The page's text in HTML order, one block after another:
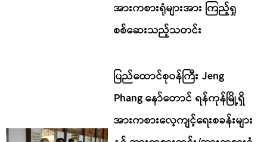
အားကစားရုံများအား ကြည့်ရှု
စစ်ဆေးသည့်သတင်း
ပြည်ထောင်စုဝန်ကြီး Jeng
Phang နော်တောင် ရန်ကုန်မြို့ရှိ
အားကစားလေ့ကျင့်ရေးစခန်းများ